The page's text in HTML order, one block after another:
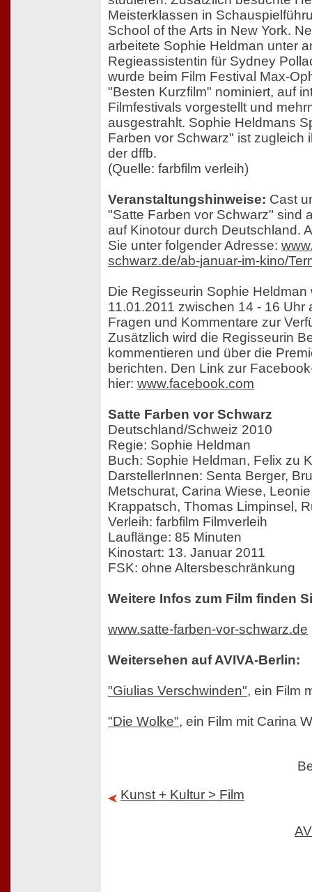
Meisterklassen in
School of the Arts in New York.
arbeitete Sophie Heldman unter
Regieassistentin für Sydney
wurde beim Film Festival Max-
"Besten Kurzfilm" nominiert, auf
Filmfestivals vorgestellt und
ausgestrahlt. Sophie Heldmans
Farben vor Schwarz" ist zugleich
der dffb.
(Quelle: farbfilm verleih)
Veranstaltungshinweise: Cast
"Satte Farben vor Schwarz" sind
auf Kinotour durch Deutschland.
Sie unter folgender Adresse:
schwarz.de/ab-januar-im-kino/
Die Regisseurin Sophie
11.01.2011 zwischen 14 - 16 Uhr
Fragen und Kommentare zur
Zusätzlich wird die Regisseurin
kommentieren und über die
berichten. Den Link zur
hier: www.facebook.com
Satte Farben vor Schwarz
Deutschland/Schweiz 2010
Regie: Sophie Heldman
Buch: Sophie Heldman, Felix zu
DarstellerInnen: Senta Berger,
Metschurat, Carina Wiese,
Krappatsch, Thomas Limpinsel,
Verleih: farbfilm Filmverleih
Lauflänge: 85 Minuten
Kinostart: 13. Januar 2011
FSK: ohne Altersbeschränkung
Weitere Infos zum Film finden
www.satte-farben-vor-schwarz.de
Weitersehen auf AVIVA-Berlin:
"Giulias Verschwinden", ein Film
"Die Wolke", ein Film mit Carina
Kunst + Kultur > Film